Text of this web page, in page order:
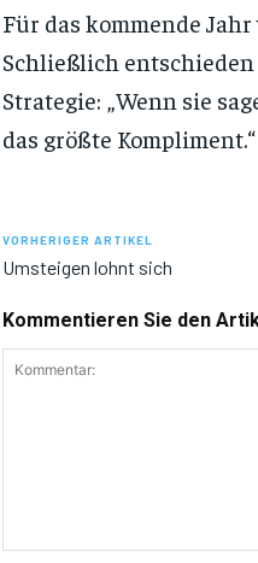
Für das kommende
Schließlich
Strategie: „Wenn sie
das größte Kompliment.“
VORHERIGER ARTIKEL
Umsteigen lohnt sich
Kommentieren Sie den